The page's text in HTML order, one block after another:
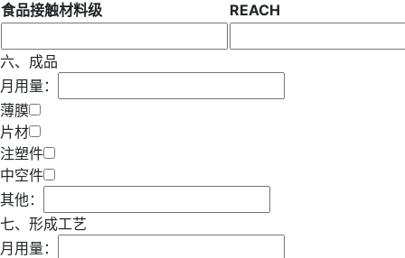
食品接触材料级
REACH
六、成品
月用量：
薄膜
片材
注塑件
中空件
其他：
七、形成工艺
月用量：